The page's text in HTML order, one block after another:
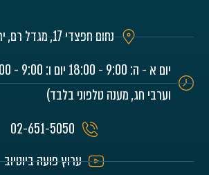
נחום חפצדי 17, מגדל רם, ירושלים
וערבי חג, מענה טלפוני בלבד)
02-651-5050
ערוץ פועה ביוטיוב